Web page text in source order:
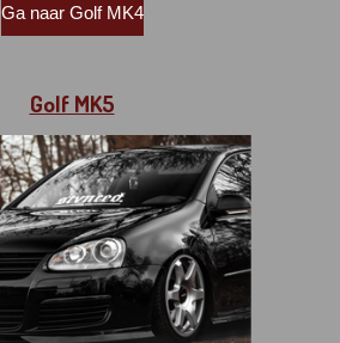
Ga naar Golf MK4
Golf MK5